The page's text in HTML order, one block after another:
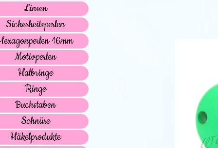
Linsen
Sicherheitsperlen
16mm
Motivperlen
Halbringe
Ringe
Buchstaben
Schnüre
Häkelprodukte